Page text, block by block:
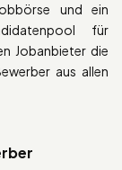
und ein
für
Jobanbieter die
aus allen